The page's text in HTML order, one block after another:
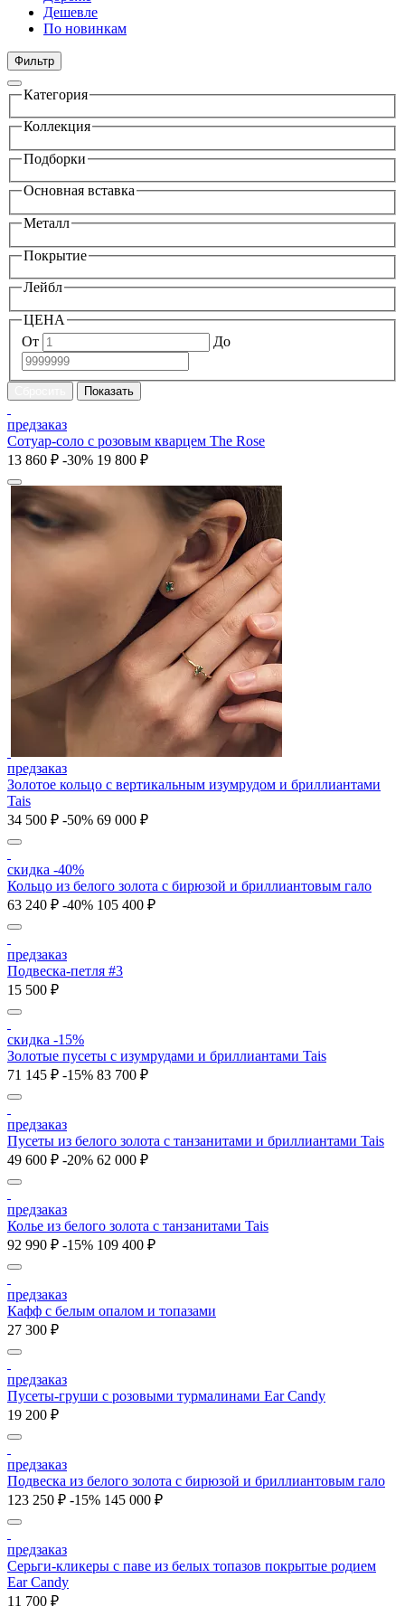
Дешевле
По новинкам
Фильтр
Категория
Коллекция
Подборки
Основная вставка
Металл
Покрытие
Лейбл
ЦЕНА
От
До
предзаказ
Сотуар-соло с розовым кварцем The Rose
13 860 ₽ -30% 19 800 ₽
предзаказ
Золотое кольцо с вертикальным изумрудом и бриллиантами
Tais
34 500 ₽ -50% 69 000 ₽
скидка -40%
Кольцо из белого золота с бирюзой и бриллиантовым гало
63 240 ₽ -40% 105 400 ₽
предзаказ
Подвеска-петля #3
15 500 ₽
скидка -15%
Золотые пусеты с изумрудами и бриллиантами Tais
71 145 ₽ -15% 83 700 ₽
предзаказ
Пусеты из белого золота с танзанитами и бриллиантами Tais
49 600 ₽ -20% 62 000 ₽
предзаказ
Колье из белого золота с танзанитами Tais
92 990 ₽ -15% 109 400 ₽
предзаказ
Кафф с белым опалом и топазами
27 300 ₽
предзаказ
Пусеты-груши с розовыми турмалинами Ear Candy
19 200 ₽
предзаказ
Подвеска из белого золота с бирюзой и бриллиантовым гало
123 250 ₽ -15% 145 000 ₽
предзаказ
Серьги-кликеры с паве из белых топазов покрытые родием
Ear Candy
11 700 ₽